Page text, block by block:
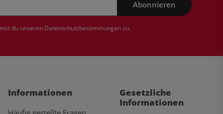
Abonnieren
du unseren Datenschutzbestimmungenzu.
Informationen
Gesetzliche
Informationen